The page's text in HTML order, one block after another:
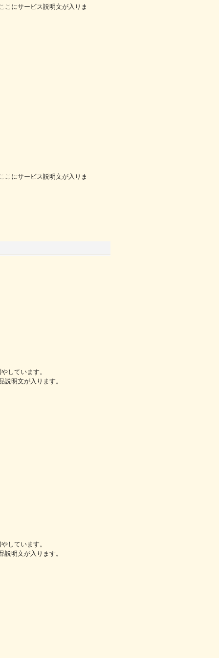
こにサービス説明文が入りま
こにサービス説明文が入りま
しています。
明文が入ります。
しています。
明文が入ります。